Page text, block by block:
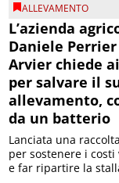
ALLEVAMENTO
L’azienda
Daniele
Arvier chiede
per salvare il
allevamento,
da un batterio
Lanciata una
per sostenere i
e far ripartire la